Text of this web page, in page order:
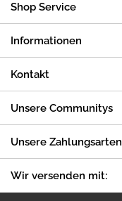
Shop Service
Informationen
Kontakt
Unsere Communitys
Unsere Zahlungsarten
Wir versenden mit: